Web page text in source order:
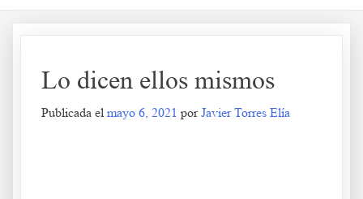
Lo dicen ellos mismos
Publicada el mayo 6, 2021 porJavier Torres Elía